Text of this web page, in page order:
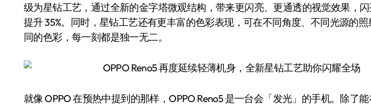
级为星钻工艺，通过全新的金字塔微观结构，带来更闪亮、更通透的视觉效果，
提升 35%。同时，星钻工艺还有更丰富的色彩表现，可在不同角度、不同光源的
同的色彩，每一刻都是独一无二。
就像 OPPO 在预热中提到的那样，OPPO Reno5 是一台会「发光」的手机。除了